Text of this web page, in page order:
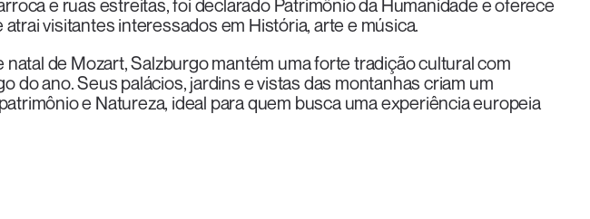
e ruas estreitas, foi declarado Patrimônio da Humanidade e oferece
visitantes interessados em História, arte e música.
de Mozart, Salzburgo mantém uma forte tradição cultural com
do ano. Seus palácios, jardins e vistas das montanhas criam um
e Natureza, ideal para quem busca uma experiência europeia